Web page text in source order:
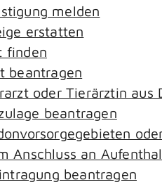
melden
erstatten
finden
beantragen
oder Tierärztin aus
beantragen
Anschluss an
beantragen